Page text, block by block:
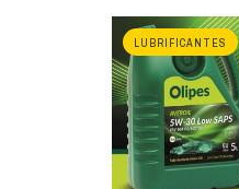
LUBRIFICANTES